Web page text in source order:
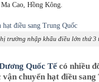
Cao, Hồng Kông.
trường nhập khẩu điều lớn thứ 3
Quốc Tếcó nhiều
chuyển hạt điều sang